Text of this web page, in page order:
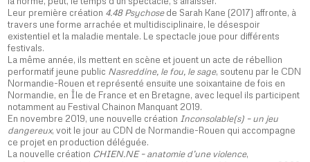
Leur première création 4.48 Psychosede Sarah Kane (2017) affronte, à
travers une forme arrachée et multidisciplinaire, le désespoir
existentiel et la maladie mentale. Le spectacle joue pour différents
festivals.
La même année, ils mettent en scène et jouent un acte de rébellion
performatif jeune public Nasreddine, le fou, le sage, soutenu par le CDN
Normandie-Rouen et représenté ensuite une soixantaine de fois en
Normandie, en Île de France et en Bretagne, avec lequel ils participent
notamment au Festival Chainon Manquant 2019.
En novembre 2019, une nouvelle création Inconsolable(s) – un jeu
dangereux, voit le jour au CDN de Normandie-Rouen qui accompagne
ce projet en production déléguée.
La nouvelle création CHIEN.NE – anatomie d’une violence,